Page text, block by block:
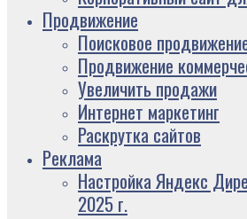
Продвижение
Поисковое
Продвижение
Увеличить продажи
Интернет маркетинг
Раскрутка сайтов
Реклама
Настройка Яндекс
2025 г.